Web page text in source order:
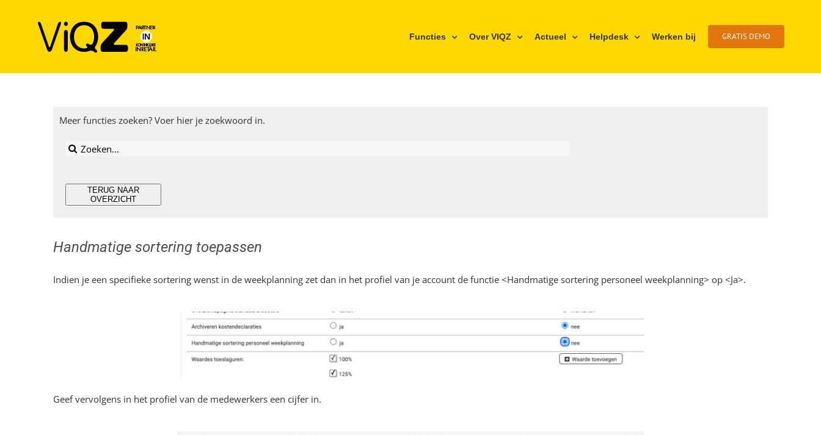
Functies Over VIQZ Actueel Helpdesk Werken bij GRATIS DEMO
Meer functies zoeken? Voer hier je zoekwoord in.
Zoeken
TERUG NAAR
OVERZICHT
Handmatige sortering toepassen
Indien je een specifieke sortering wenst in de weekplanning zet dan in het profiel van je account de functie <Handmatige sortering personeel weekplanning> op <Ja>.
Geef vervolgens in het profiel van de medewerkers een cijfer in.